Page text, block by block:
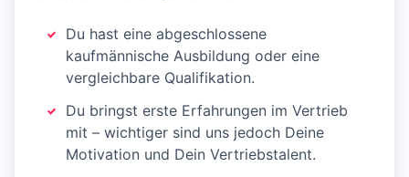
Du hast eine abgeschlossene
kaufmännische Ausbildung oder eine
vergleichbare Qualifikation.
Du bringst erste Erfahrungen im Vertrieb
mit – wichtiger sind uns jedoch Deine
Motivation und Dein Vertriebstalent.